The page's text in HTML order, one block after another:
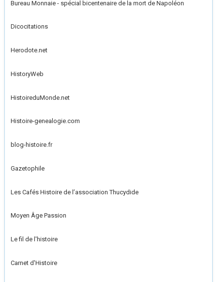
Bureau Monnaie - spécial bicentenaire de la mort de Napoléon
Dicocitations
Herodote.net
HistoryWeb
HistoireduMonde.net
Histoire-genealogie.com
blog-histoire.fr
Gazetophile
Les Cafés Histoire de l’association Thucydide
Moyen Âge Passion
Le fil de l'histoire
Carnet d'Histoire